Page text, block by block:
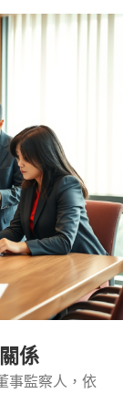
係
事監察人，依